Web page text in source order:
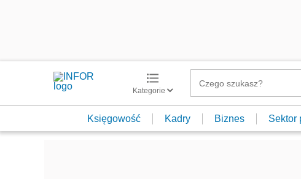
Kategorie
Księgowość Kadry Biznes Sektor